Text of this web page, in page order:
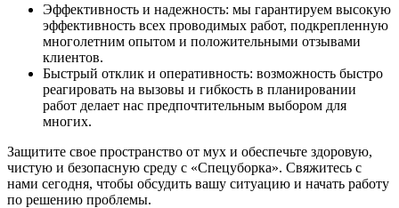
Эффективность и надежность: мы гарантируем высокую
эффективность всех проводимых работ, подкрепленную
многолетним опытом и положительными отзывами
клиентов.
Быстрый отклик и оперативность: возможность быстро
реагировать на вызовы и гибкость в планировании
работ делает нас предпочтительным выбором для
многих.
Защитите свое пространство от мух и обеспечьте здоровую,
чистую и безопасную среду с «Спецуборка». Свяжитесь с
нами сегодня, чтобы обсудить вашу ситуацию и начать работу
по решению проблемы.